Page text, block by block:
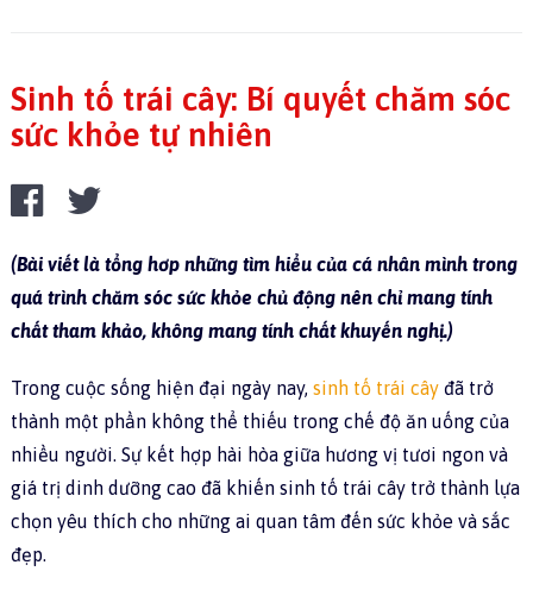
Sinh tố trái cây: Bí quyết chăm sóc
sức khỏe tự nhiên
(Bài viết là tổng hơp những tìm hiểu của cá nhân mình trong
quá trình chăm sóc sức khỏe chủ động nên chỉ mang tính
chất tham khảo, không mang tính chất khuyến nghị.)
Trong cuộc sống hiện đại ngày nay, sinh tố trái câyđã trở
thành một phần không thể thiếu trong chế độ ăn uống của
nhiều người. Sự kết hợp hài hòa giữa hương vị tươi ngon và
giá trị dinh dưỡng cao đã khiến sinh tố trái cây trở thành lựa
chọn yêu thích cho những ai quan tâm đến sức khỏe và sắc
đẹp.